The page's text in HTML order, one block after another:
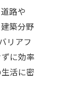
路や
築分野
リアフ
に効率
活に密